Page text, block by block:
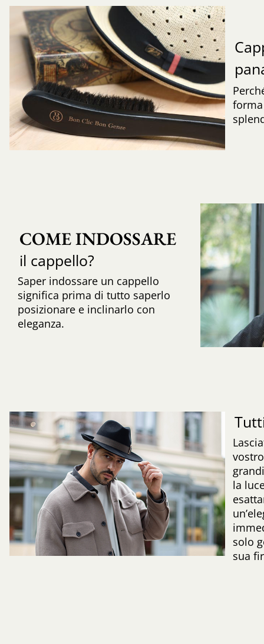
COME INDOSSARE
il cappello?
Saper indossare un cappello
significa prima di tutto saperlo
posizionare e inclinarlo con
eleganza.
la
solo
sua